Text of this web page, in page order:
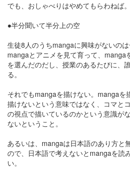
でも、おしゃべりはやめてもらわねば。
●半分聞いて半分上の空
生徒8人のうちmangaに興味がないの
mangaとアニメを見て育って、manga
を選んだのだし、授業のあるたびに、
る。
それでもmangaを描けない。mangaを
描けないという意味ではなく、コマと
の視点で描いているのかという意識が
ないということ。
あるいは、mangaは日本語のあり方と
ので、日本語で考えないとmangaを読
い。